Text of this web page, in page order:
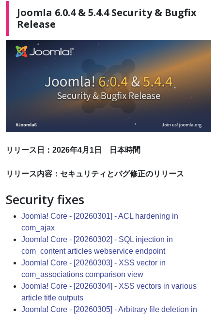
Joomla 6.0.4 & 5.4.4 Security & Bugfix
Release
リリース日：2026年4月1日 日本時間
リリース内容：セキュリティとバグ修正のリリース
Security fixes
Joomla! Core - [20260301] - ACL hardening in
com_ajax
Joomla! Core - [20260302] - SQL injection in
com_content articles webservice endpoint
Joomla! Core - [20260303] - XSS vector in
com_associations comparison view
Joomla! Core - [20260304] - XSS vectors in various
article title outputs
Joomla! Core - [20260305] - Arbitrary file deletion in